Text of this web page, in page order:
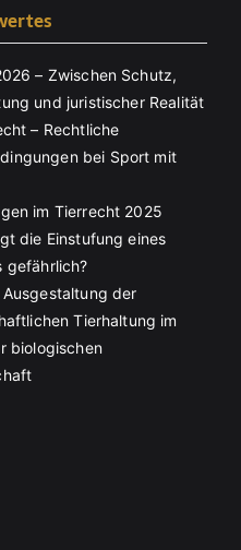
– Zwischen Schutz,
und juristischer Realität
– Rechtliche
bei Sport mit
im Tierrecht 2025
die Einstufung eines
gefährlich?
der
Tierhaltung im
biologischen